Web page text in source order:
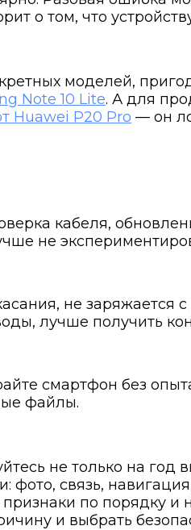
о том, что
моделей,
Note 10 Lite. А для
Huawei P20 Pro — он
кабеля,
не
не заряжается
лучше получить
смартфон без
файлы.
не только на год
связь,
по порядку
и выбрать